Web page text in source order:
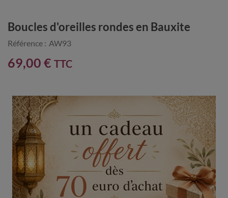
Boucles d'oreilles rondes en Bauxite
Référence : AW93
69,00 € TTC